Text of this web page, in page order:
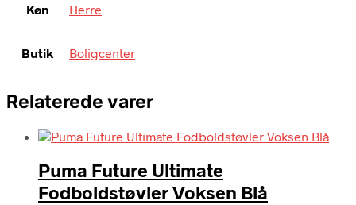
Køn Herre
Butik Boligcenter
Relaterede varer
Puma Future Ultimate
Fodboldstøvler Voksen Blå